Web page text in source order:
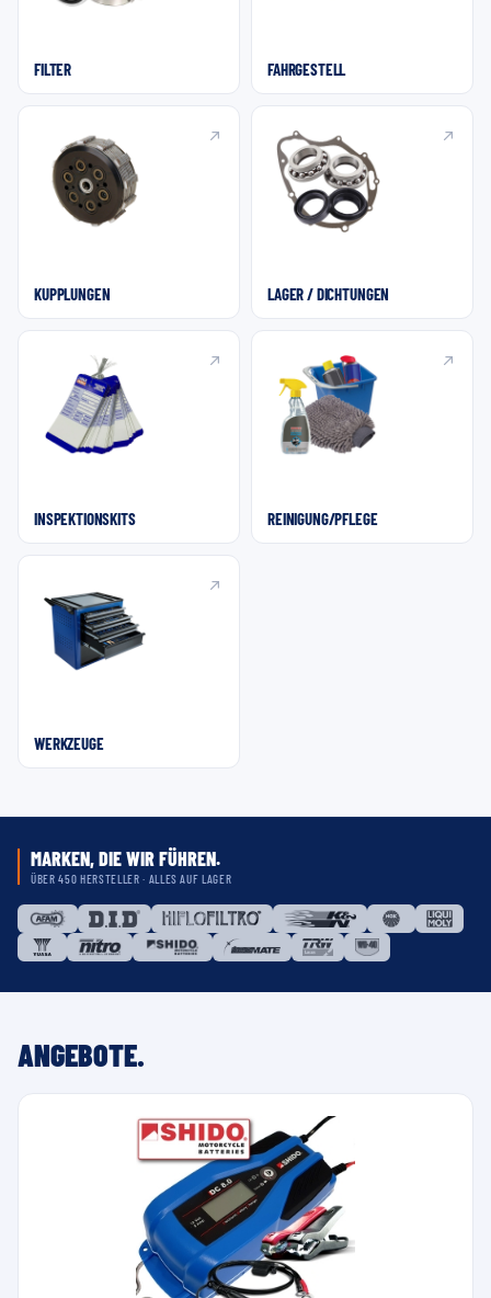
FILTER FAHRGESTELL
KUPPLUNGEN LAGER / DICHTUNGEN
INSPEKTIONSKITS REINIGUNG/PFLEGE
WERKZEUGE
MARKEN, DIE WIR FÜHREN.
ÜBER 450 HERSTELLER · ALLES AUF LAGER
ANGEBOTE.